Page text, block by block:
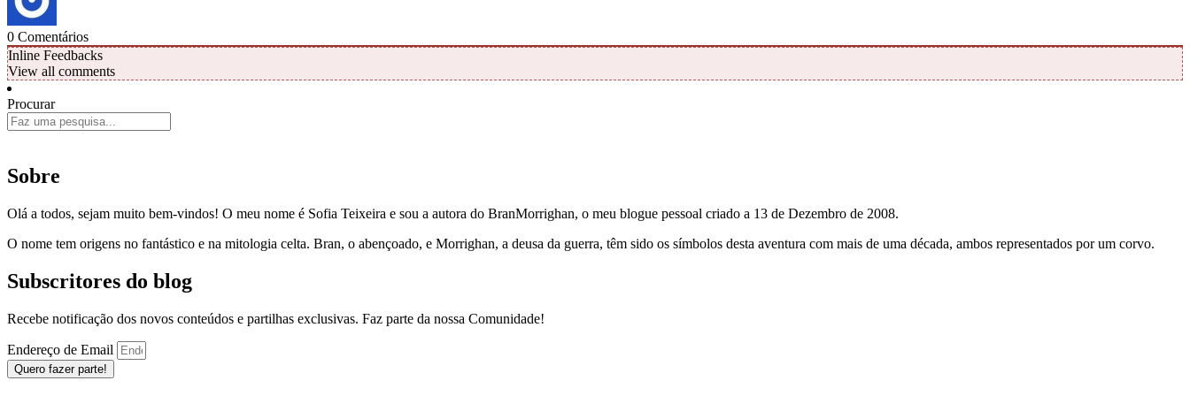
0 Comentários
Inline Feedbacks
View all comments
Procurar
Sobre
Olá a todos, sejam muito bem-vindos! O meu nome é Sofia Teixeira e sou a autora do BranMorrighan, o meu blogue pessoal criado a 13 de Dezembro de 2008.
O nome tem origens no fantástico e na mitologia celta. Bran, o abençoado, e Morrighan, a deusa da guerra, têm sido os símbolos desta aventura com mais de uma década, ambos representados por um corvo.
Subscritores do blog
Recebe notificação dos novos conteúdos e partilhas exclusivas. Faz parte da nossa Comunidade!
Endereço de Email
Quero fazer parte!